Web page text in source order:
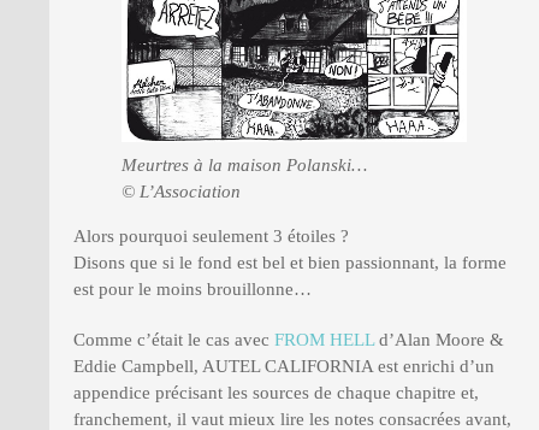
Meurtres à la maison Polanski…
© L’Association
Alors pourquoi seulement 3 étoiles ?
Disons que si le fond est bel et bien passionnant, la forme
est pour le moins brouillonne…
Comme c’était le cas avec FROM HELLd’Alan Moore &
Eddie Campbell, AUTEL CALIFORNIA est enrichi d’un
appendice précisant les sources de chaque chapitre et,
franchement, il vaut mieux lire les notes consacrées avant,